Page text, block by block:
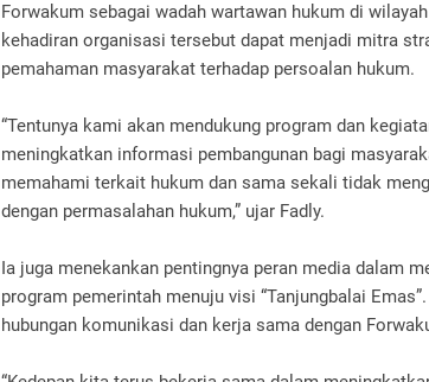
Forwakum sebagai wadah wartawan hukum di
kehadiran organisasi tersebut dapat menjadi mitra
pemahaman masyarakat terhadap persoalan hukum.
“Tentunya kami akan mendukung program dan
meningkatkan informasi pembangunan bagi
memahami terkait hukum dan sama sekali tidak
dengan permasalahan hukum,” ujar Fadly.
Ia juga menekankan pentingnya peran media dalam
program pemerintah menuju visi “Tanjungbalai
hubungan komunikasi dan kerja sama dengan